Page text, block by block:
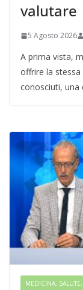
valutare
5 Agosto 2026
A prima vista,
offrire la
conosciuti, una
MEDICINA,